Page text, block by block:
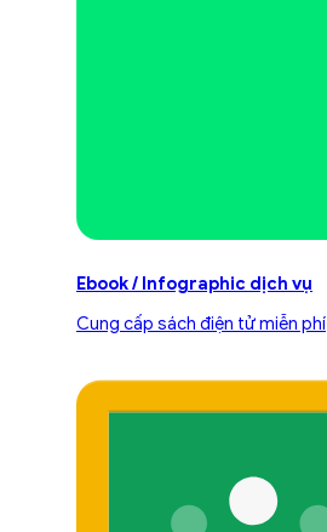
Ebook / Infographic dịch vụ
Cung cấp sách điện tử miễn phí